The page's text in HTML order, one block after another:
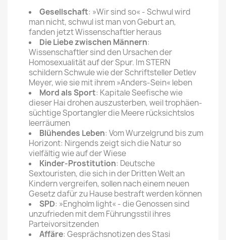
Gesellschaft: »Wir sind so« - Schwul wird
man nicht, schwul ist man von Geburt an,
fanden jetzt Wissenschaftler heraus
Die Liebe zwischen Männern:
Wissenschaftler sind den Ursachen der
Homosexualität auf der Spur. Im STERN
schildern Schwule wie der Schriftsteller Detlev
Meyer, wie sie mit ihrem »Anders-Sein« leben
Mord als Sport: Kapitale Seefische wie
dieser Hai drohen auszusterben, weil trophäen­
süchtige Sportangler die Meere rücksichtslos
leerräumen
Blühendes Leben: Vom Wurzelgrund bis zum
Horizont: Nirgends zeigt sich die Natur so
vielfältig wie auf der Wiese
Kinder-Prostitution: Deutsche
Sextouristen, die sich in der Dritten Welt an
Kindern vergreifen, sollen nach einem neuen
Gesetz dafür zu Hause bestraft werden können
SPD: »Engholm light« - die Genossen sind
unzufrieden mit dem Führungsstil ihres
Parteivorsitzenden
Affäre: Gesprächsnotizen des Stasi